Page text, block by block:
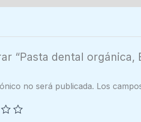
“Pasta dental
no será publicada. Los